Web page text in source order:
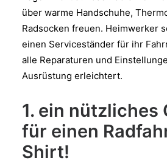
über warme Handschuhe,
Radsocken freuen. Heimwerker
einen Serviceständer für ihr
alle Reparaturen und
Ausrüstung erleichtert.
1. ein nützliches
für einen
Shirt!